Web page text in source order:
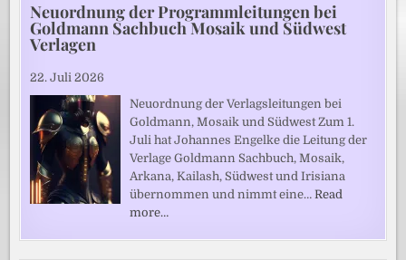
Neuordnung der Programmleitungen bei
Goldmann Sachbuch Mosaik und Südwest
Verlagen
22. Juli 2026
Neuordnung der Verlagsleitungen bei
Goldmann, Mosaik und Südwest Zum 1.
Juli hat Johannes Engelke die Leitung der
Verlage Goldmann Sachbuch, Mosaik,
Arkana, Kailash, Südwest und Irisiana
übernommen und nimmt eine…Read
more…